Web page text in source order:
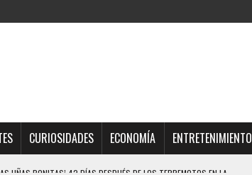
CURIOSIDADES ECONOMÍA ENTRETENIMIENTO